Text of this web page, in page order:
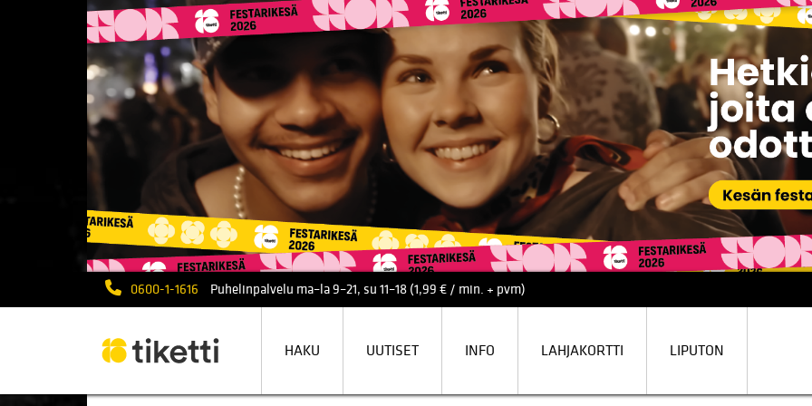
0600-1-1616 Puhelinpalvelu ma–la 9–21, su 11–18 (1,99 € / min. + pvm)
HAKU UUTISET INFO LAHJAKORTTI LIPUTON